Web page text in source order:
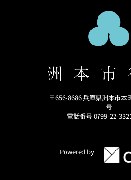
〒656-8686 兵庫県洲本市本
号
電話番号 0799-22-
Powered by